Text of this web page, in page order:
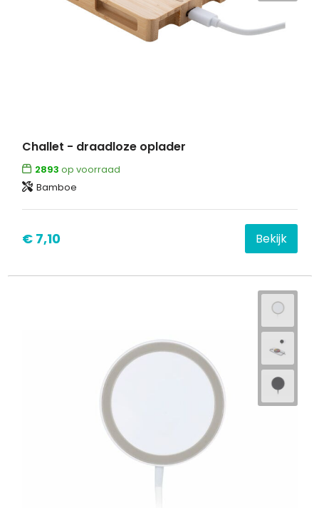
Challet - draadloze oplader
2893 op voorraad
Bamboe
€ 7,10 Bekijk